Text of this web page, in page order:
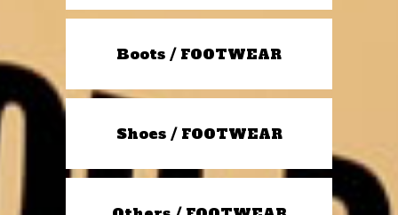
Boots / FOOTWEAR
Shoes / FOOTWEAR